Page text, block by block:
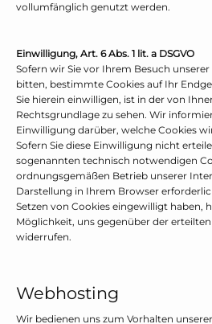
vollumfänglich genutzt werden.
Einwilligung, Art. 6 Abs. 1 lit. a DSGVO
Sofern wir Sie vor Ihrem Besuch
bitten, bestimmte Cookies auf Ihr
Sie hierein einwilligen, ist in der von
Rechtsgrundlage zu sehen. Wir
Einwilligung darüber, welche Cookies
Sofern Sie diese Einwilligung nicht
sogenannten technisch notwendigen
ordnungsgemäßen Betrieb unserer
Darstellung in Ihrem Browser
Setzen von Cookies eingewilligt haben,
Möglichkeit, uns gegenüber der
widerrufen.
Webhosting
Wir bedienen uns zum Vorhalten